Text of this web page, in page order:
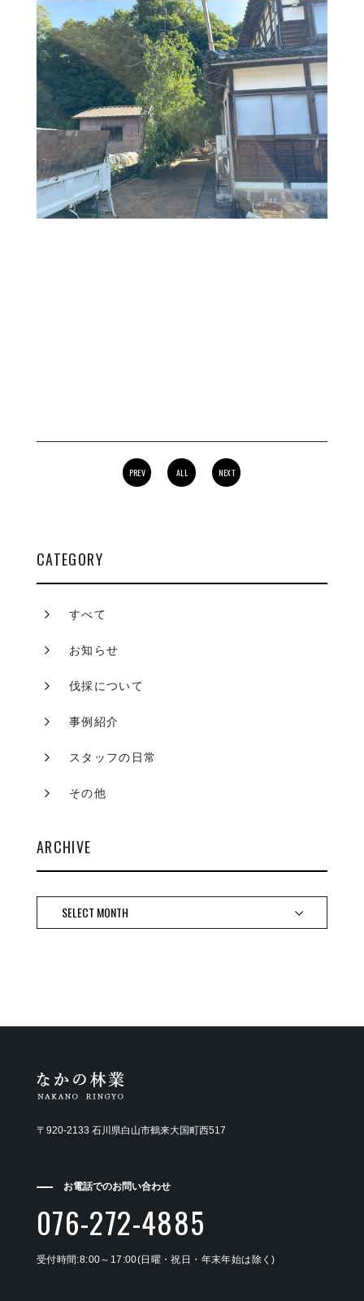
PREV ALL NEXT
CATEGORY
すべて
お知らせ
伐採について
事例紹介
スタッフの日常
その他
ARCHIVE
〒920-2133 石川県白山市鶴来大国町西517
お電話でのお問い合わせ
076-272-4885
受付時間:8:00～17:00(日曜・祝日・年末年始は除く)